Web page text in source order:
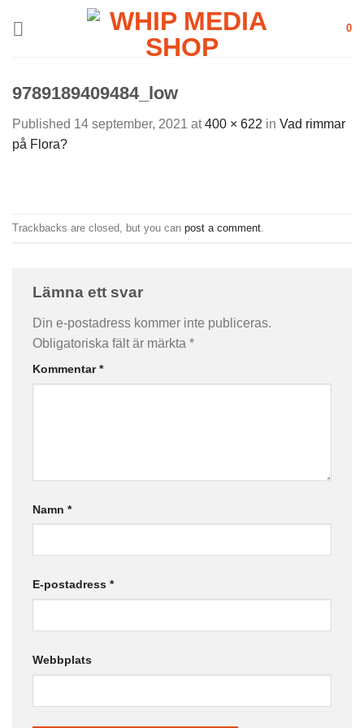
0
9789189409484_low
Published 14 september, 2021 at400 × 622 in Vad rimmar
på Flora?
Trackbacks are closed, but you can post a comment
Lämna ett svar
Din e-postadress kommer inte publiceras.
Obligatoriska fält är märkta *
Kommentar*
Namn *
E-postadress *
Webbplats